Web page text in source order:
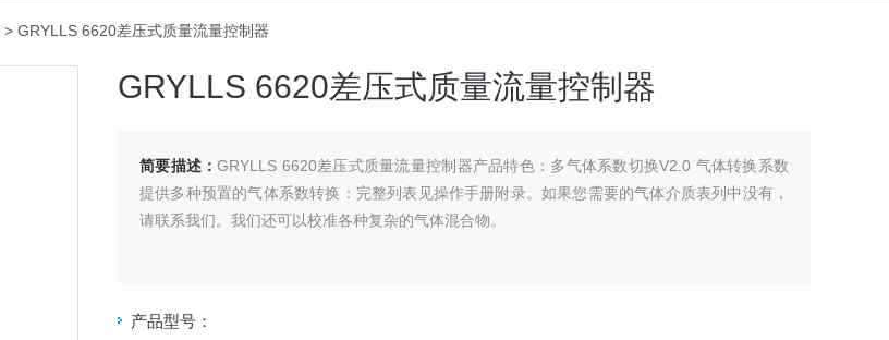
> GRYLLS 6620差压式质量流量控制器
GRYLLS 6620差压式质量流量控制器
简要描述：GRYLLS 6620差压式质量流量控制器产品特色：多气体系数切换V2.0 气体转换系数
提供多种预置的气体系数转换：完整列表见操作手册附录。如果您需要的气体介质表列中没有，
请联系我们。我们还可以校准各种复杂的气体混合物。
产品型号：